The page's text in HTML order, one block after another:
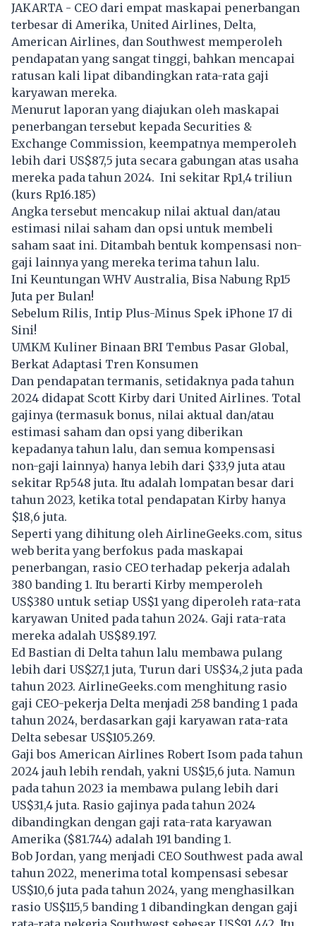
JAKARTA - CEO dari empat maskapai penerbangan
terbesar di Amerika, United Airlines, Delta,
American Airlines, dan Southwest memperoleh
pendapatan yang sangat tinggi, bahkan mencapai
ratusan kali lipat dibandingkan rata-rata gaji
karyawan mereka.
Menurut laporan yang diajukan oleh maskapai
penerbangan tersebut kepada Securities &
Exchange Commission, keempatnya memperoleh
lebih dari US$87,5 juta secara gabungan atas usaha
mereka pada tahun 2024. Ini sekitar Rp1,4 triliun
(kurs Rp16.185)
Angka tersebut mencakup nilai aktual dan/atau
estimasi nilai saham dan opsi untuk membeli
saham saat ini. Ditambah bentuk kompensasi non-
gaji lainnya yang mereka terima tahun lalu.
Ini Keuntungan WHV Australia, Bisa Nabung Rp15
Juta per Bulan!
Sebelum Rilis, Intip Plus-Minus Spek iPhone 17 di
Sini!
UMKM Kuliner Binaan BRI Tembus Pasar Global,
Berkat Adaptasi Tren Konsumen
Dan pendapatan termanis, setidaknya pada tahun
2024 didapat Scott Kirby dari United Airlines. Total
gajinya (termasuk bonus, nilai aktual dan/atau
estimasi saham dan opsi yang diberikan
kepadanya tahun lalu, dan semua kompensasi
non-gaji lainnya) hanya lebih dari $33,9 juta atau
sekitar Rp548 juta. Itu adalah lompatan besar dari
tahun 2023, ketika total pendapatan Kirby hanya
$18,6 juta.
Seperti yang dihitung oleh AirlineGeeks.com, situs
web berita yang berfokus pada maskapai
penerbangan, rasio CEO terhadap pekerja adalah
380 banding 1. Itu berarti Kirby memperoleh
US$380 untuk setiap US$1 yang diperoleh rata-rata
karyawan United pada tahun 2024. Gaji rata-rata
mereka adalah US$89.197.
Ed Bastian di Delta tahun lalu membawa pulang
lebih dari US$27,1 juta, Turun dari US$34,2 juta pada
tahun 2023. AirlineGeeks.com menghitung rasio
gaji CEO-pekerja Delta menjadi 258 banding 1 pada
tahun 2024, berdasarkan gaji karyawan rata-rata
Delta sebesar US$105.269.
Gaji bos American Airlines Robert Isom pada tahun
2024 jauh lebih rendah, yakni US$15,6 juta. Namun
pada tahun 2023 ia membawa pulang lebih dari
US$31,4 juta. Rasio gajinya pada tahun 2024
dibandingkan dengan gaji rata-rata karyawan
Amerika ($81.744) adalah 191 banding 1.
Bob Jordan, yang menjadi CEO Southwest pada awal
tahun 2022, menerima total kompensasi sebesar
US$10,6 juta pada tahun 2024, yang menghasilkan
rasio US$115,5 banding 1 dibandingkan dengan gaji